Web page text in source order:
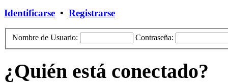
Identificarse • Registrarse
Nombre de Usuario: Contraseña:
¿Quién está conectado?